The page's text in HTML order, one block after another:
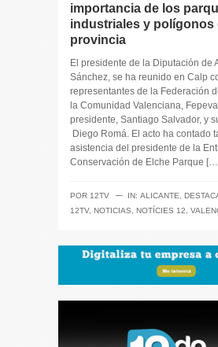
importancia de los
industriales y polígonos
provincia
El presidente de la Diputación de
Sánchez, se ha reunido en Calp
representantes de la Federación
la Comunidad Valenciana,
presidente, Santiago Salvador, y
Diego Romá. El acto ha contado
asistencia del presidente de la
Conservación de Elche Parque
POR 12TV ─ IN: ALICANTE,
12TV, NOTICIAS, NOTÍCIES 12,